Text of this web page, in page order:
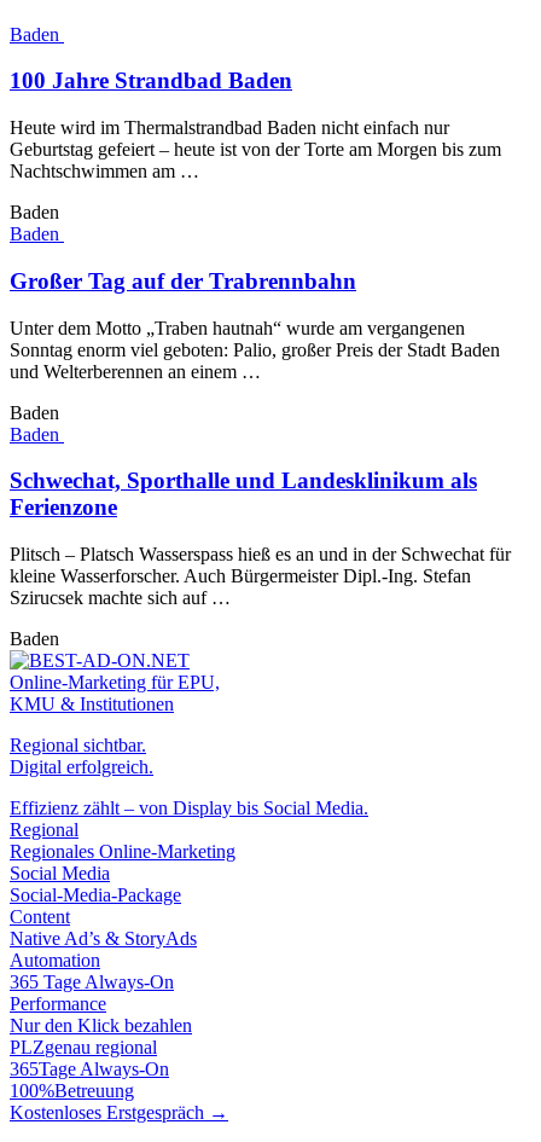
Baden
100 Jahre Strandbad Baden
Heute wird im Thermalstrandbad Baden nicht einfach nur
Geburtstag gefeiert – heute ist von der Torte am Morgen bis zum
Nachtschwimmen am …
Baden
Baden
Großer Tag auf der Trabrennbahn
Unter dem Motto „Traben hautnah“ wurde am vergangenen
Sonntag enorm viel geboten: Palio, großer Preis der Stadt Baden
und Welterberennen an einem …
Baden
Baden
Schwechat, Sporthalle und Landesklinikum als
Ferienzone
Plitsch – Platsch Wasserspass hieß es an und in der Schwechat für
kleine Wasserforscher. Auch Bürgermeister Dipl.-Ing. Stefan
Szirucsek machte sich auf …
Baden
Online-Marketing für EPU,
KMU & Institutionen
Regional sichtbar.
Digital erfolgreich.
Effizienz zählt – von Display bis Social Media.
Regional
Regionales Online-Marketing
Social Media
Social-Media-Package
Content
Native Ad’s & StoryAds
Automation
365 Tage Always-On
Performance
Nur den Klick bezahlen
PLZgenau regional
365Tage Always-On
100%Betreuung
Kostenloses Erstgespräch →